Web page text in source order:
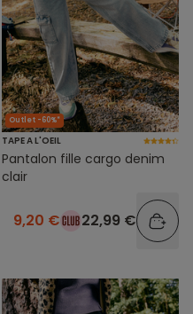
Outlet -60%*
TAPE A L'OEIL
Pantalon fille cargo denim
clair
9,20 € 22,99 €